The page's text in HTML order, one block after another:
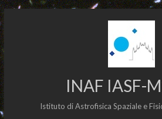
INAF IASF-
Istituto di Astrofisica Spaziale e